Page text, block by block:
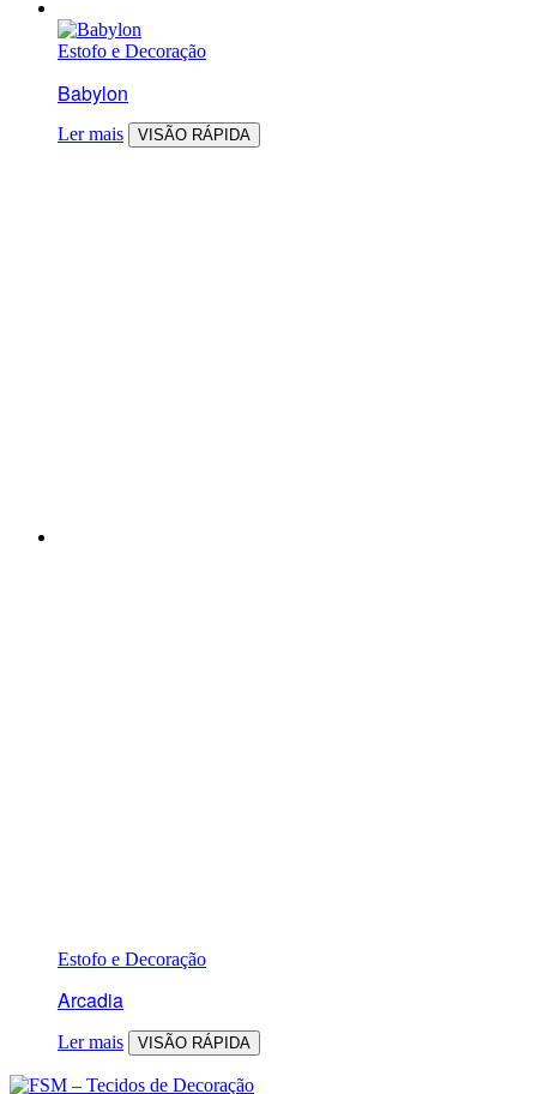
Estofo e Decoração
Babylon
Ler mais VISÃO RÁPIDA
Estofo e Decoração
Arcadia
Ler mais VISÃO RÁPIDA